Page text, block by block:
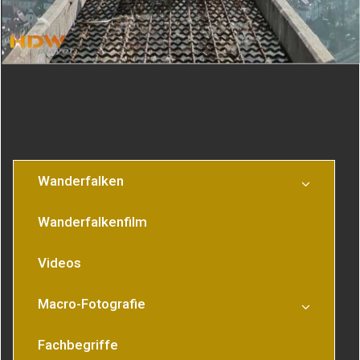
Ansitz 2014
gaehnen
Wanderfalken
Wanderfalkenfilm
Videos
Macro-Fotografie
Fachbegriffe